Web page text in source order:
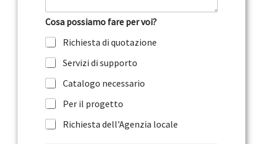
t
o
o
m
e
s
s
a
g
Cosa possiamo fare per voi?
Richiesta di quotazione
Servizi di supporto
Catalogo necessario
Per il progetto
Richiesta dell'Agenzia locale